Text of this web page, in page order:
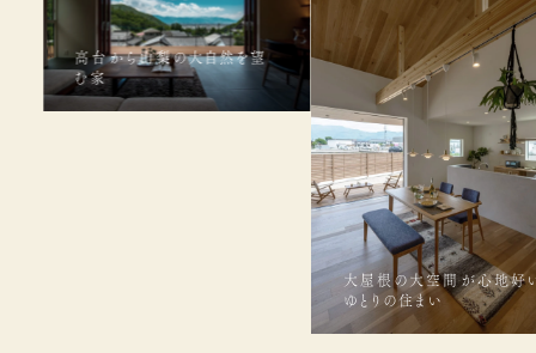
高台から山梨の大自然を望
む家
大屋根の大空間が心地好
ゆとりの住まい